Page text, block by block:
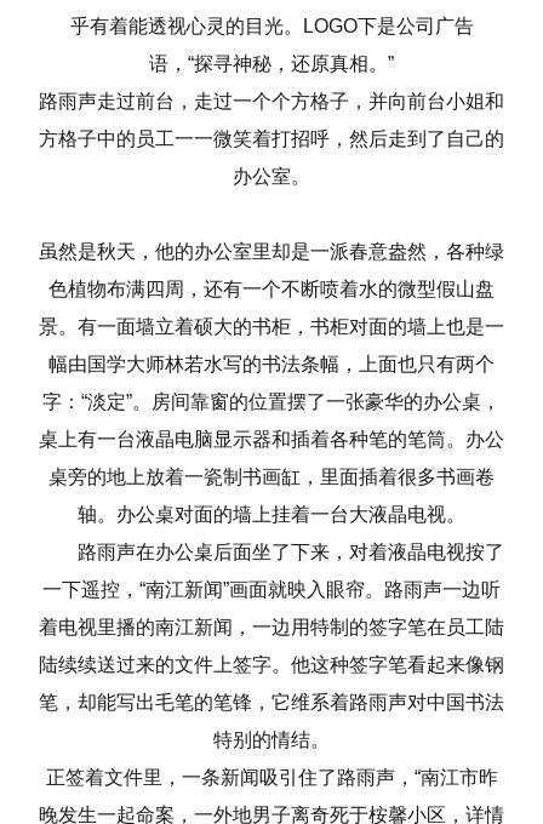
乎有着能透视心灵的目光。LOGO下是公司广告
语，“探寻神秘，还原真相。”
路雨声走过前台，走过一个个方格子，并向前台小姐和
方格子中的员工一一微笑着打招呼，然后走到了自己的
办公室。
虽然是秋天，他的办公室里却是一派春意盎然，各种绿
色植物布满四周，还有一个不断喷着水的微型假山盘
景。有一面墙立着硕大的书柜，书柜对面的墙上也是一
幅由国学大师林若水写的书法条幅，上面也只有两个
字：“淡定”。房间靠窗的位置摆了一张豪华的办公桌，
桌上有一台液晶电脑显示器和插着各种笔的笔筒。办公
桌旁的地上放着一瓷制书画缸，里面插着很多书画卷
轴。办公桌对面的墙上挂着一台大液晶电视。
路雨声在办公桌后面坐了下来，对着液晶电视按了
一下遥控，“南江新闻”画面就映入眼帘。路雨声一边听
着电视里播的南江新闻，一边用特制的签字笔在员工陆
陆续续送过来的文件上签字。他这种签字笔看起来像钢
笔，却能写出毛笔的笔锋，它维系着路雨声对中国书法
特别的情结。
正签着文件里，一条新闻吸引住了路雨声，“南江市昨
晚发生一起命案，一外地男子离奇死于桉馨小区，详情